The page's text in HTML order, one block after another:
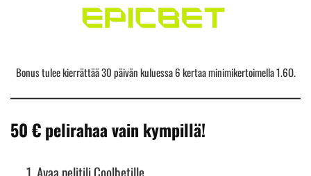
Bonus tulee kierrättää 30 päivän kuluessa 6 kertaa minimikertoimella 1.6O.
50 € pelirahaa vain kympillä!
Avaa pelitili Coolbetille